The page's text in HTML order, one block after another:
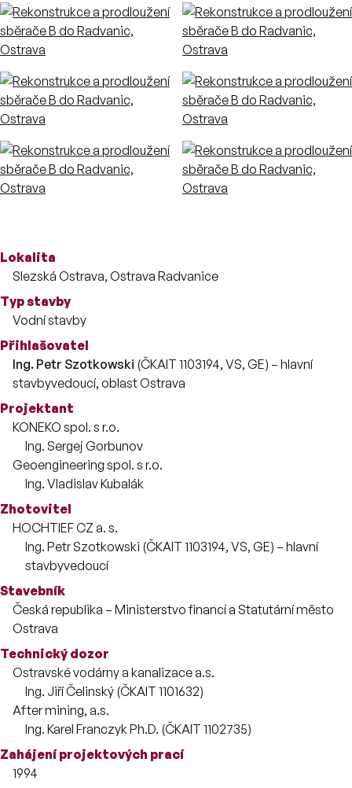
Více o stavbě
Lokalita
Slezská Ostrava, Ostrava Radvanice
Typ stavby
Vodní stavby
Přihlašovatel
Ing. Petr Szotkowski (ČKAIT 1103194, VS, GE) – hlavní
stavbyvedoucí, oblast Ostrava
Projektant
KONEKO spol. s r.o.
Zaměstnanci
Ing. Sergej Gorbunov
Geoengineering spol. s r.o.
Zaměstnanci
Ing. Vladislav Kubalák
Zhotovitel
HOCHTIEF CZ a. s.
Zaměstnanci
Ing. Petr Szotkowski (ČKAIT 1103194, VS, GE) – hlavní
stavbyvedoucí
Stavebník
Česká republika – Ministerstvo financí a Statutární město
Ostrava
Technický dozor
Ostravské vodárny a kanalizace a.s.
Zaměstnanci
Ing. Jiří Čelinský (ČKAIT 1101632)
After mining, a.s.
Zaměstnanci
Ing. Karel Franczyk Ph.D. (ČKAIT 1102735)
Zahájení projektových prací
1994